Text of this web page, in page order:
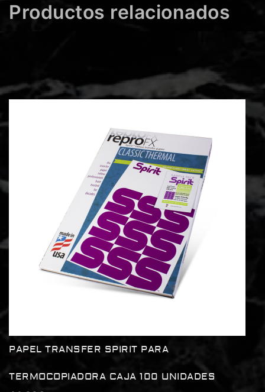
Productos relacionados
PAPEL TRANSFER SPIRIT PARA
TERMOCOPIADORA CAJA 100 UNIDADES